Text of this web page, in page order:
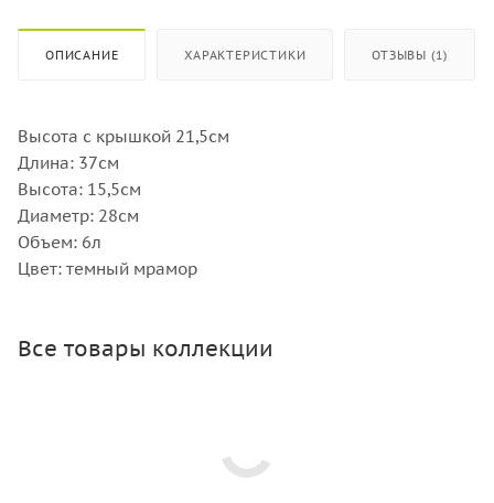
ОПИСАНИЕ ХАРАКТЕРИСТИКИ ОТЗЫВЫ (1)
Высота с крышкой 21,5см
Длина: 37см
Высота: 15,5см
Диаметр: 28см
Объем: 6л
Цвет: темный мрамор
Все товары коллекции